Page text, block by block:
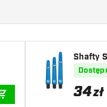
Shafty
34zł